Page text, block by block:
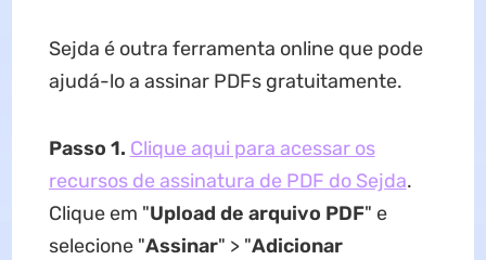
Sejda é outra ferramenta online que pode
ajudá-lo a assinar PDFs gratuitamente.
Passo 1. Clique aqui para acessar os
recursos de assinatura de PDF do Sejda.
Clique em "Upload de arquivo PDF" e
selecione "Assinar" > "Adicionar